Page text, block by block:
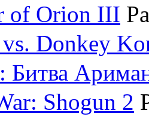
of Orion III
Donkey
Битва
Shogun 2